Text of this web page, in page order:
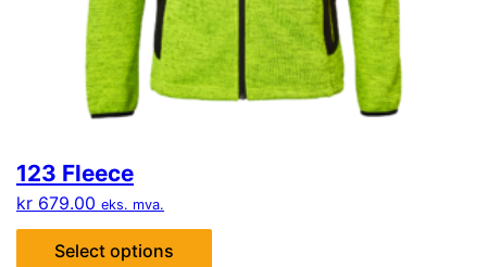
123 Fleece
kr 679.00 eks. mva.
Select options